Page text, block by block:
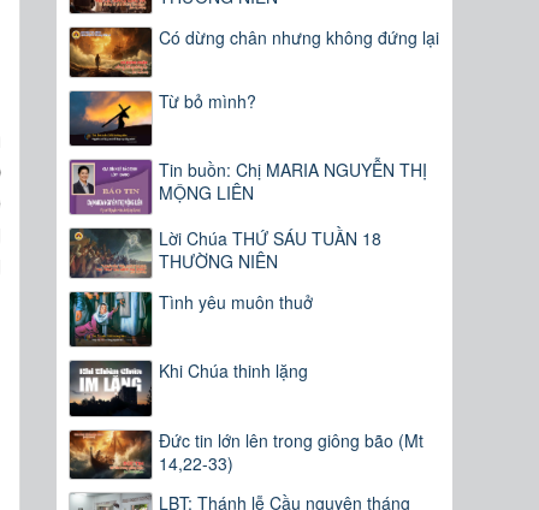
Có dừng chân nhưng không đứng lại
Từ bỏ mình?
Tin buồn: Chị MARIA NGUYỄN THỊ
MỘNG LIÊN
Lời Chúa THỨ SÁU TUẦN 18
THƯỜNG NIÊN
Tình yêu muôn thuở
Khi Chúa thinh lặng
Đức tin lớn lên trong giông bão (Mt
14,22-33)
LBT: Thánh lễ Cầu nguyện tháng